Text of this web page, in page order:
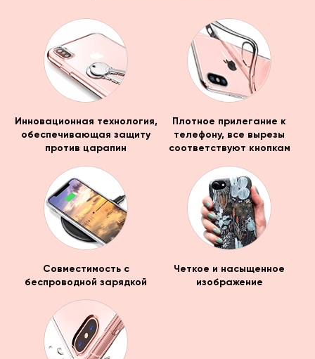
Инновационная технология,
обеспечивающая защиту
против царапин
Плотное прилегание к
телефону, все вырезы
соответствуют кнопкам
Совместимость с
беспроводной зарядкой
Четкое и насыщенное
изображение